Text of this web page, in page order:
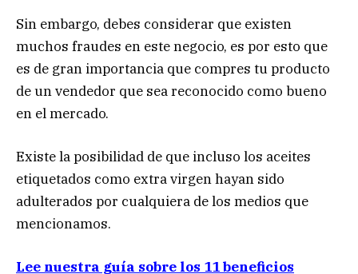
Sin embargo, debes considerar que existen
muchos fraudes en este negocio, es por esto que
es de gran importancia que compres tu producto
de un vendedor que sea reconocido como bueno
en el mercado.
Existe la posibilidad de que incluso los aceites
etiquetados como extra virgen hayan sido
adulterados por cualquiera de los medios que
mencionamos.
Lee nuestra guía sobre los 11 beneficios